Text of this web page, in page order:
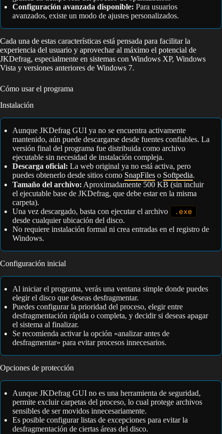
Configuración avanzada disponible: Para usuarios
avanzados, existe un modo de ajustes personalizados.
Cada una de estas características está pensada para facilitar la
experiencia del usuario y aprovechar al máximo el potencial de
JKDefrag, especialmente en sistemas con Windows XP, Windows
Vista y versiones anteriores de Windows 7.
Cómo usar el programa
Instalación
Aunque JKDefrag GUI ya no se encuentra activamente
mantenido, aún puede descargarse desde fuentes confiables. La
versión final del programa fue distribuida como archivo
ejecutable sin necesidad de instalación compleja.
Descarga oficial: La web original ya no está activa, pero
puedes obtenerlo desde sitios como SnapFiles o Softpedia.
Tamaño del archivo: Aproximadamente 500 KB (sin incluir
el ejecutable base de JKDefrag, que debe estar en la misma
carpeta).
Una vez descargado, basta con ejecutar el archivo
.exe
desde cualquier ubicación del disco.
No requiere instalación formal ni crea entradas en el registro de
Windows.
Configuración inicial
Al iniciar el programa, verás una ventana simple donde puedes
elegir el disco que deseas desfragmentar.
Puedes configurar la prioridad del proceso, elegir entre
desfragmentación rápida o completa, y decidir si deseas apagar
el sistema al finalizar.
Se recomienda activar la opción «analizar antes de
desfragmentar» para evitar procesos innecesarios.
Opciones de protección
Aunque JKDefrag GUI no es una herramienta de seguridad,
permite excluir carpetas del proceso, lo cual protege archivos
sensibles de ser movidos innecesariamente.
Es posible configurar listas de excepciones para evitar la
desfragmentación de ciertas áreas del disco.